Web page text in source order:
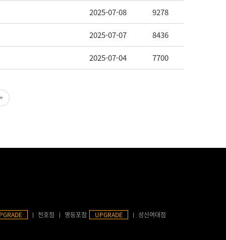
2025-07-08 9278
2025-07-07 8436
2025-07-04 7700
천호점 영등포점 UPGRADE 성신여대점